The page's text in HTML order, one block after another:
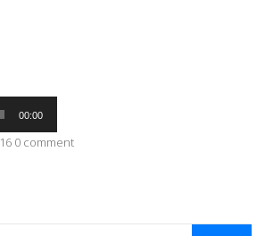
00:00
0 comment